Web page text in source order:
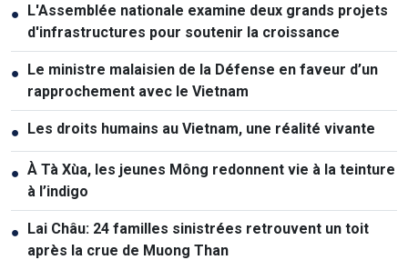
● L'Assemblée nationale examine deux grands projets
d'infrastructures pour soutenir la croissance
● Le ministre malaisien de la Défense en faveur d’un
rapprochement avec le Vietnam
● Les droits humains au Vietnam, une réalité vivante
● À Tà Xùa, les jeunes Mông redonnent vie à la teinture
à l’indigo
● Lai Châu: 24 familles sinistrées retrouvent un toit
après la crue de Muong Than